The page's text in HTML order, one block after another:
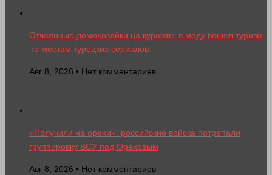
Отчаянные домохозяйки на курорте: в моду вошел туризм
по местам турецких сериалов
Авг 8, 2026 • Нет комментариев
«Получили на орехи»: российские войска потрепали
группировку ВСУ под Ореховым
Авг 8, 2026 • Нет комментариев